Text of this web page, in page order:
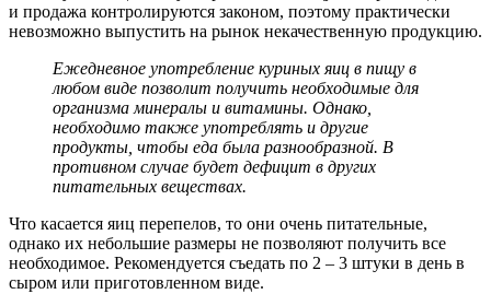
и продажа контролируются законом, поэтому практически
невозможно выпустить на рынок некачественную продукцию.
Ежедневное употребление куриных яиц в пищу в
любом виде позволит получить необходимые для
организма минералы и витамины. Однако,
необходимо также употреблять и другие
продукты, чтобы еда была разнообразной. В
противном случае будет дефицит в других
питательных веществах.
Что касается яиц перепелов, то они очень питательные,
однако их небольшие размеры не позволяют получить все
необходимое. Рекомендуется съедать по 2 – 3 штуки в день в
сыром или приготовленном виде.